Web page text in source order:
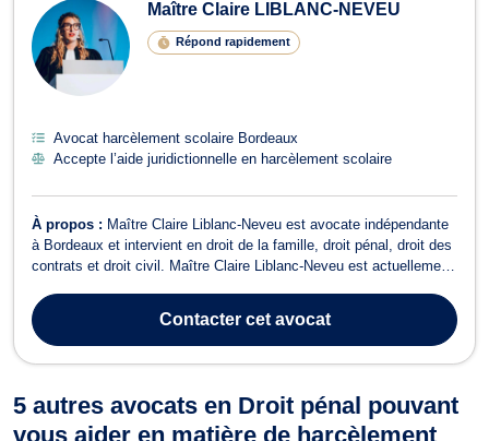
Maître Claire LIBLANC-NEVEU
Répond rapidement
Avocat harcèlement scolaire Bordeaux
Accepte l’aide juridictionnelle en harcèlement scolaire
À propos : Maître Claire Liblanc-Neveu est avocate indépendante
à Bordeaux et intervient en droit de la famille, droit pénal, droit des
contrats et droit civil. Maître Claire Liblanc-Neveu est actuellement
et ancien premier secrétaire de la conférence du Barreau de Bord...
Contactercet avocat
5 autres avocats en Droit pénal pouvant
vous aider en matière de harcèlement